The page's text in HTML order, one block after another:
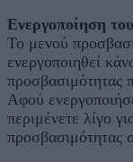
Ενεργοποίηση
Το μενού
ενεργοποιηθεί
προσβασιμότητας
Αφού
περιμένετε λίγο
προσβασιμότητας